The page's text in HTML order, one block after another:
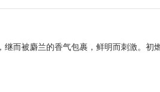
而被麝兰的香气包裹，鲜明而刺激。初